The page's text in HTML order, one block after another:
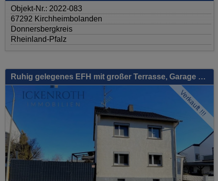
Objekt-Nr.: 2022-083
67292 Kirchheimbolanden
Donnersbergkreis
Rheinland-Pfalz
Ruhig gelegenes EFH mit großer Terrasse, Garage und Garten
Verkauft !!!